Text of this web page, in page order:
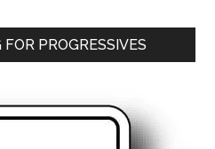
PROGRESSIVES